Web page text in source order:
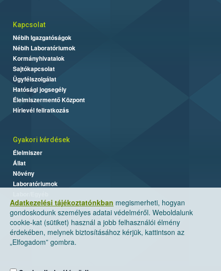
Adatkezelési tájékoztatónkban megismerheti, hogyan
gondoskodunk személyes adatai védelméről. Weboldalunk
cookie-kat (sütiket) használ a jobb felhasználói élmény
érdekében, melynek biztosításához kérjük, kattintson az
„Elfogadom” gombra.
Kapcsolat
Nébih Igazgatóságok
Nébih Laboratóriumok
Kormányhivatalok
Sajtókapcsolat
Ügyfélszolgálat
Hatósági jogsegély
Élelmiszermentő Központ
Hírlevél feliratkozás
Gyakori kérdések
Élelmiszer
Állat
Növény
Laboratóriumok